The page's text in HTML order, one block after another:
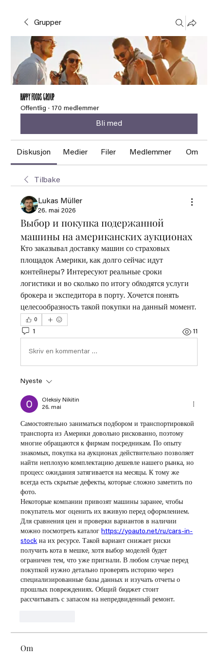
Grupper
HAPPY FOODS Group
Offentlig · 170 medlemmer
Bli med
Diskusjon Medier Filer Medlemmer Om
Tilbake
Lukas Müller
26. mai 2026
Выбор и покупка подержанной
машины на американских аукционах
Кто заказывал доставку машин со страховых
площадок Америки, как долго сейчас идут
контейнеры? Интересуют реальные сроки
логистики и во сколько по итогу обходятся услуги
брокера и экспедитора в порту. Хочется понять
целесообразность такой покупки на данный момент.
0
1 11
Skriv en kommentar …
Nyeste
Oleksiy Nikitin
26. mai
Самостоятельно заниматься подбором и транспортировкой
транспорта из Америки довольно рискованно, поэтому
многие обращаются к фирмам посредникам. По опыту
знакомых, покупка на аукционах действительно позволяет
найти неплохую комплектацию дешевле нашего рынка, но
процесс ожидания затягивается на месяцы. К тому же
всегда есть скрытые дефекты, которые сложно заметить по
фото.
Некоторые компании привозят машины заранее, чтобы
покупатель мог оценить их вживую перед оформлением.
Для сравнения цен и проверки вариантов в наличии
можно посмотреть каталог https://yoauto.net/ru/cars-in-
stock на их ресурсе. Такой вариант снижает риски
получить кота в мешке, хотя выбор моделей будет
ограничен тем, что уже пригнали. В любом случае перед
покупкой нужно детально проверять историю через
специализированные базы данных и изучать отчеты о
прошлых повреждениях. Общий бюджет стоит
рассчитывать с запасом на непредвиденный ремонт.
Om